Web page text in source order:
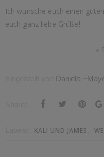
Ich wünsche euch einen
euch ganz liebe Grüße!
«
Daniela
KALI UND JAMES